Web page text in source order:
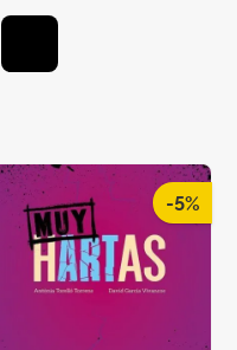
-5%